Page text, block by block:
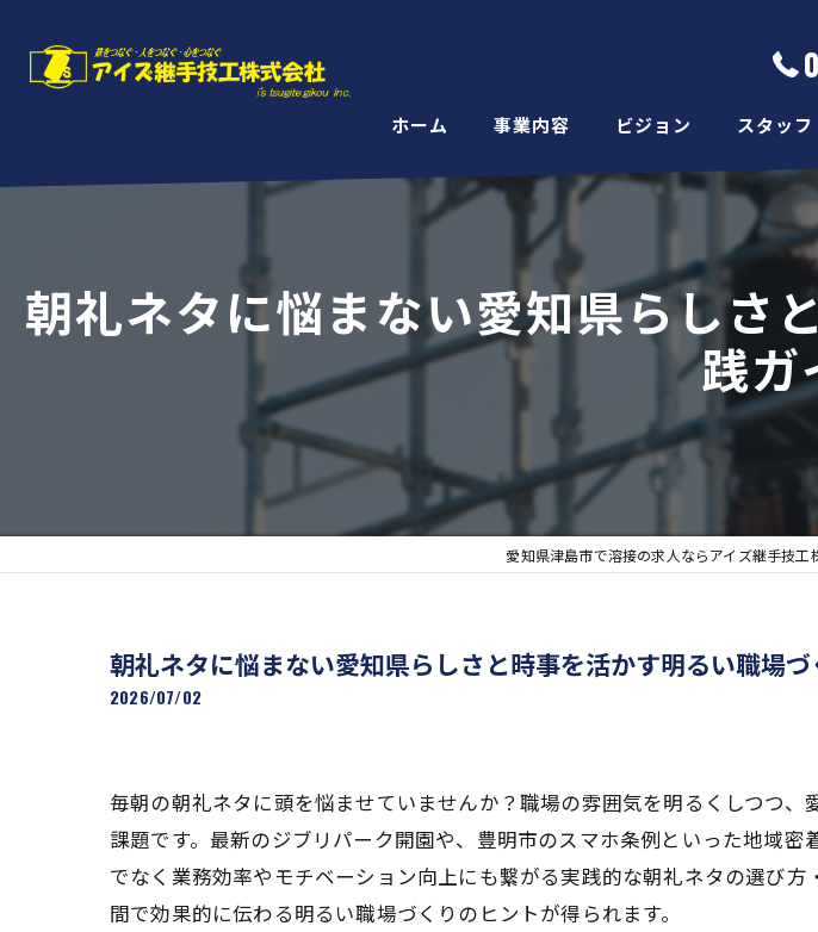
ホーム 事業内容 ビジョン スタッフ
朝礼ネタに悩まない愛知県らしさ
践ガ
愛知県津島市で溶接の求人ならアイズ継手技工
朝礼ネタに悩まない愛知県らしさと時事を活かす明るい職場
2026/07/02
毎朝の朝礼ネタに頭を悩ませていませんか？職場の雰囲気を明るくしつつ
課題です。最新のジブリパーク開園や、豊明市のスマホ条例といった地域
でなく業務効率やモチベーション向上にも繋がる実践的な朝礼ネタの選び
間で効果的に伝わる明るい職場づくりのヒントが得られます。